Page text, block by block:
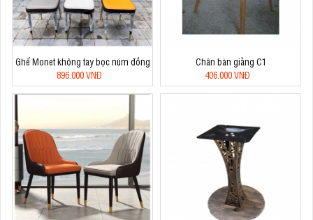
Ghế Monet không tay bọc núm đồng
896.000 VNĐ
Chân bàn giằng C1
406.000 VNĐ